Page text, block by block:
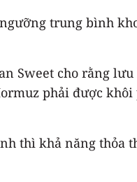
trung bình
Sweet cho rằng
phải được
thì khả năng thỏa